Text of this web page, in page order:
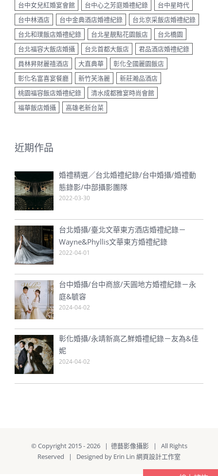
台中女兒紅婚宴會館
台中心之芳庭婚禮紀錄
台中星時代
台中林酒店
台中金典酒店婚禮紀錄
台北京采飯店婚禮紀錄
台北和璞飯店婚禮紀錄
台北星靚點花園飯店
台北橋園
台北福容大飯店婚攝
台北首都大飯店
君品酒店婚禮紀錄
員林昇財麗禧酒店
大直典華
彰化全國麗園飯店
彰化名富喜宴餐廳
新竹芙洛麗
新莊瀚品酒店
桃園福容飯店婚禮紀錄
清水成都雅宴時尚會館
福華飯店婚攝
高雄老新台菜
近期作品
婚禮精選／台北婚禮紀錄/台中婚攝/婚禮動
態錄影/中部攝影團隊
2022-03-30
台北婚攝/臺北文華東方酒店婚禮紀錄－
Wayne&Phyllis文華東方婚禮紀錄
2022-04-01
台中婚攝/台中商旅/天圓地方婚禮紀錄－永
庭&毓容
2024-04-02
彰化婚攝/永靖新高乙鮮婚禮紀錄－友為&佳
妮
2024-04-02
© Copyright 2015 - 2026 | 德藝影像攝影 | All Rights
Reserved | Designed by Erin Lin 網頁設計工作室